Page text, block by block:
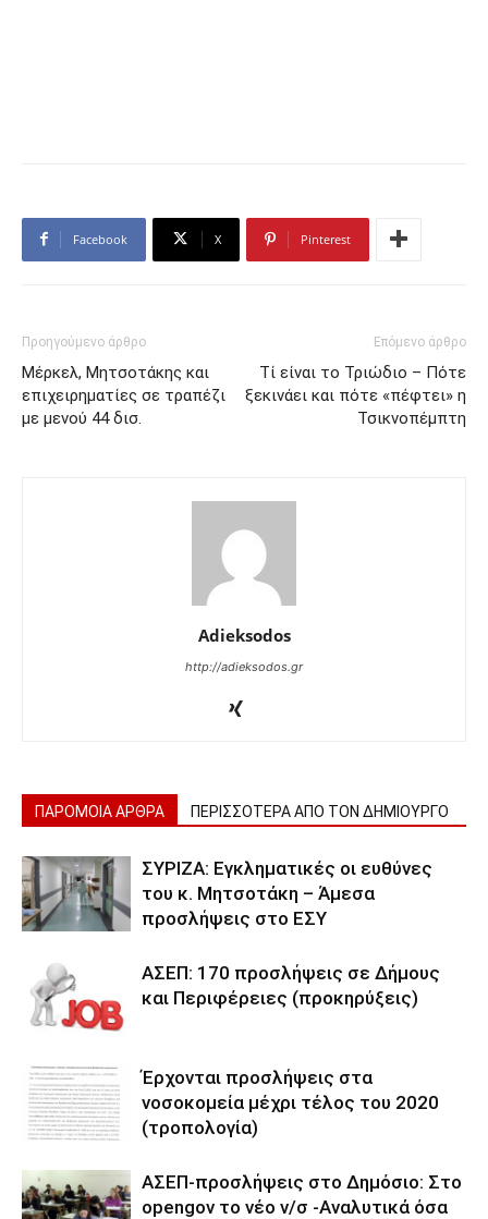
Facebook X Pinterest
Προηγούμενο άρθρο
Μέρκελ, Μητσοτάκης και
επιχειρηματίες σε τραπέζι
με μενού 44 δισ.
Επόμενο άρθρο
Τί είναι το Τριώδιο – Πότε
ξεκινάει και πότε «πέφτει» η
Τσικνοπέμπτη
Adieksodos
http://adieksodos.gr
ΠΑΡΟΜΟΙΑ ΑΡΘΡΑ ΠΕΡΙΣΣΟΤΕΡΑ ΑΠΟ ΤΟΝ ΔΗΜΙΟΥΡΓΟ
ΣΥΡΙΖΑ: Εγκληματικές οι ευθύνες
του κ. Μητσοτάκη – Άμεσα
προσλήψεις στο ΕΣΥ
ΑΣΕΠ: 170 προσλήψεις σε Δήμους
και Περιφέρειες (προκηρύξεις)
Έρχονται προσλήψεις στα
νοσοκομεία μέχρι τέλος του 2020
(τροπολογία)
ΑΣΕΠ-προσλήψεις στο Δημόσιο: Στο
opengov το νέο ν/σ -Αναλυτικά όσα